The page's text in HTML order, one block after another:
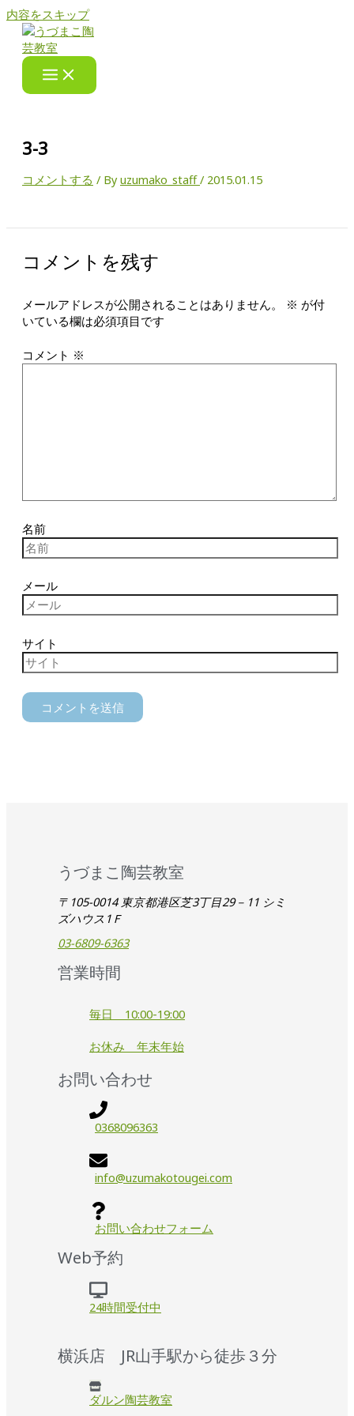
内容をスキップ
3-3
コメントする / Byuzumako_staff/ 2015.01.15
コメントを残す
メールアドレスが公開されることはありません。 ※ が付
いている欄は必須項目です
コメント ※
名前
メール
サイト
うづまこ陶芸教室
〒105-0014 東京都港区芝3丁目29－11 シミ
ズハウス1Ｆ
03-6809-6363
営業時間
毎日 10:00-19:00
お休み 年末年始
お問い合わせ
0368096363
info@uzumakotougei.com
お問い合わせフォーム
Web予約
24時間受付中
横浜店 JR山手駅から徒歩３分
ダルン陶芸教室